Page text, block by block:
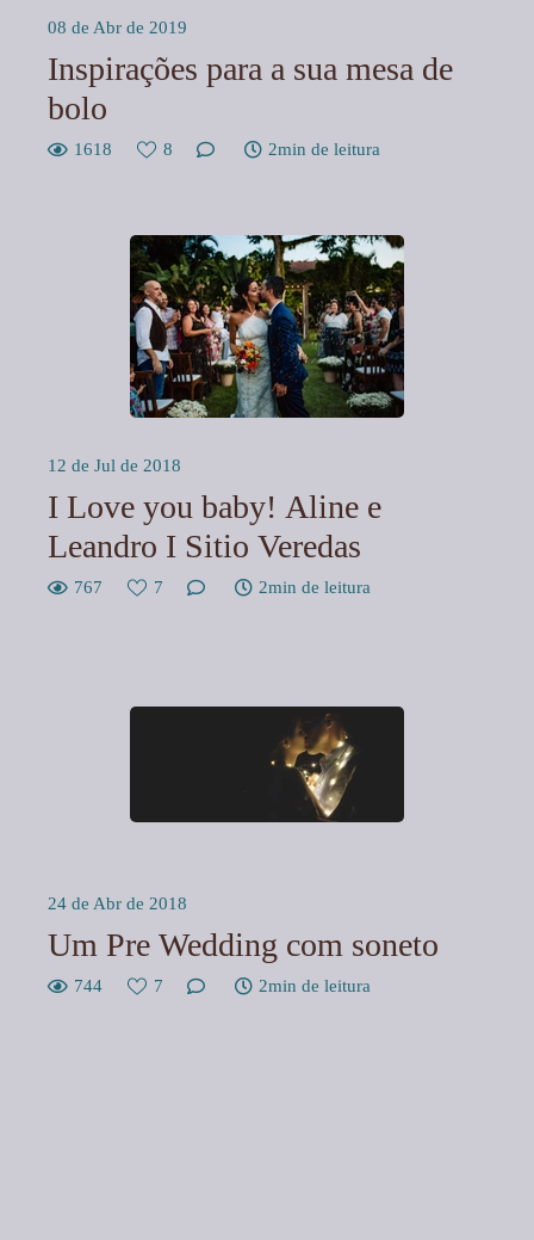
08 de Abr de 2019
Inspirações para a sua mesa de
bolo
1618 8 2min de leitura
12 de Jul de 2018
I Love you baby! Aline e
Leandro I Sitio Veredas
767 7 2min de leitura
24 de Abr de 2018
Um Pre Wedding com soneto
744 7 2min de leitura